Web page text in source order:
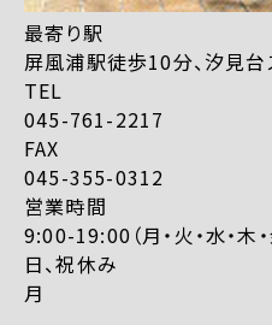
最寄り駅
屏風浦駅徒歩10分、汐見台
TEL
045-761-2217
FAX
045-355-0312
営業時間
9:00-19:00（月・火・水・木
日、祝休み
月